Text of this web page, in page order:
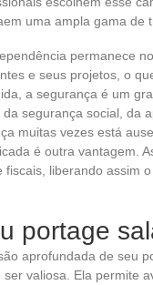
uma ampla gama de
permanece
e seus projetos, o
a segurança é um
segurança social, da
muitas vezes está
é outra vantagem.
fiscais, liberando assim
portage
aprofundada de seu
valiosa. Ela permite